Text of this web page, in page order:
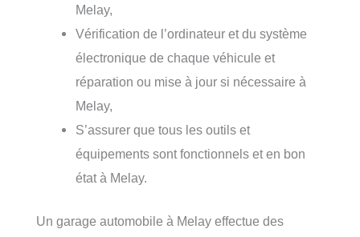
Melay,
Vérification de l’ordinateur et du système
électronique de chaque véhicule et
réparation ou mise à jour si nécessaire à
Melay,
S’assurer que tous les outils et
équipements sont fonctionnels et en bon
état à Melay.
Un garage automobile à Melay effectue des